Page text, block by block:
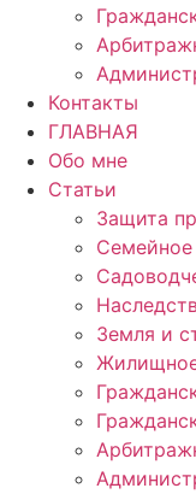
Контакты
ГЛАВНАЯ
Обо мне
Статьи
Защита
Семейное
Земля и